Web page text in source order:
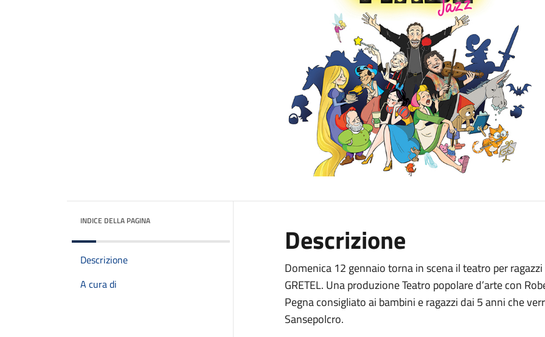
INDICE DELLA PAGINA
Descrizione
A cura di
Descrizione
Domenica 12 gennaio torna in scena il teatro per ragazzi
GRETEL. Una produzione Teatro popolare d’arte con
Pegna consigliato ai bambini e ragazzi dai 5 anni che
Sansepolcro.